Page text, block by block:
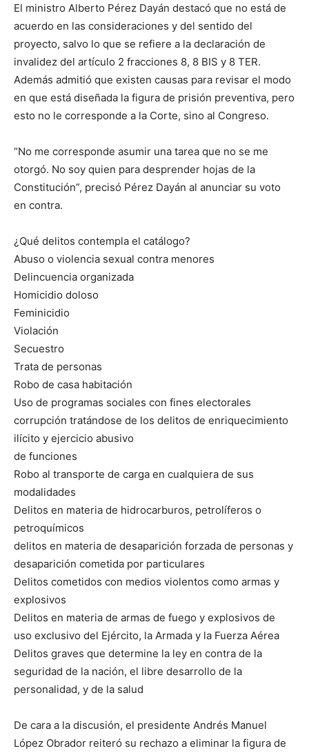
El ministro Alberto Pérez Dayán destacó que no está de
acuerdo en las consideraciones y del sentido del
proyecto, salvo lo que se refiere a la declaración de
invalidez del artículo 2 fracciones 8, 8 BIS y 8 TER.
Además admitió que existen causas para revisar el modo
en que está diseñada la figura de prisión preventiva, pero
esto no le corresponde a la Corte, sino al Congreso.
“No me corresponde asumir una tarea que no se me
otorgó. No soy quien para desprender hojas de la
Constitución”, precisó Pérez Dayán al anunciar su voto
en contra.
¿Qué delitos contempla el catálogo?
Abuso o violencia sexual contra menores
Delincuencia organizada
Homicidio doloso
Feminicidio
Violación
Secuestro
Trata de personas
Robo de casa habitación
Uso de programas sociales con fines electorales
corrupción tratándose de los delitos de enriquecimiento
ilícito y ejercicio abusivo
de funciones
Robo al transporte de carga en cualquiera de sus
modalidades
Delitos en materia de hidrocarburos, petrolíferos o
petroquímicos
delitos en materia de desaparición forzada de personas y
desaparición cometida por particulares
Delitos cometidos con medios violentos como armas y
explosivos
Delitos en materia de armas de fuego y explosivos de
uso exclusivo del Ejército, la Armada y la Fuerza Aérea
Delitos graves que determine la ley en contra de la
seguridad de la nación, el libre desarrollo de la
personalidad, y de la salud
De cara a la discusión, el presidente Andrés Manuel
López Obrador reiteró su rechazo a eliminar la figura de